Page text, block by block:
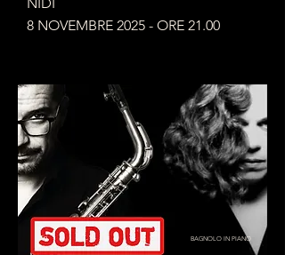
8 NOVEMBRE 2025 - ORE 21.00
BAGNOLO IN PIANO